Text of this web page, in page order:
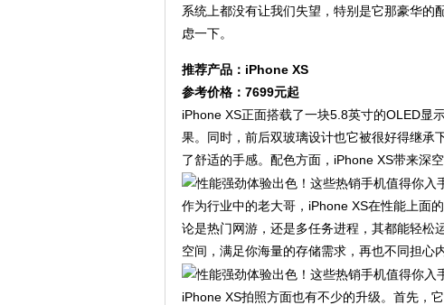
系统上都没有让我们失望，特别是它那豪华的
虑一下。
推荐产品：iPhone XS
参考价格：7699元起
iPhone XS正面搭载了一块5.8英寸的OLED显
果。同时，前后双玻璃设计也它被很好得继承
了舒适的手感。配色方面，iPhone XS带来深
作为行业中的老大哥，iPhone XS在性能上面
论是热门网游，还是多任务进程，其都能轻松
空间，满足你海量的存储需求，再也不同担心
iPhone XS拍照方面也有不少的升级。首先，